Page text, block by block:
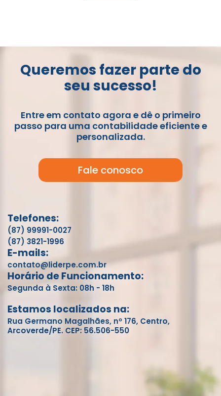
Queremos fazer parte do
seu sucesso!
Entre em contato agora e dê o primeiro
passo para uma contabilidade eficiente e
personalizada.
Fale conosco
Telefones:
(87) 99991-0027
(87) 3821-1996
E-mails:
contato@liderpe.com.br
Horário de Funcionamento:
Segunda à Sexta: 08h - 18h
Estamos localizados na:
Rua Germano Magalhães, nº 176, Centro,
Arcoverde/PE. CEP: 56.506-550